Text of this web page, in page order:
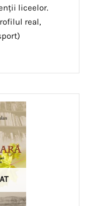
liceelor.
real,